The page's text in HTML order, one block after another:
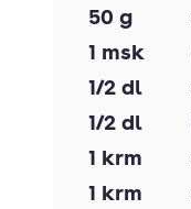
50 g
1 msk
1/2 dl
1/2 dl
1 krm
1 krm